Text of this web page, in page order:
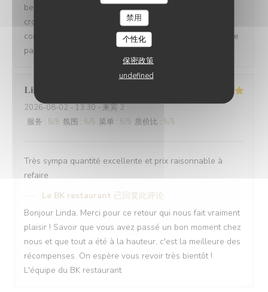
禁用
个性化
保密政策
undefined
belle des fidélités ! Nous sommes ravis que le Loir
croqueur vous ait autant plu. Merci pour vos précieux
conseils aux futurs visiteurs, c'est très généreux de votre
part. À très bientôt ! L'équipe du BK restaurant
Linda
2026-08-02- 13:30 - 来宾 2
服务 : 5/5 氛围 : 5/5 菜单 : 5/5 质价比 : 5/5
Très sympa quantité excellente et prix raisonnable à
refaire
Le BK restaurant 已回复此评论
Bonjour Linda, Merci pour ce retour qui nous fait vraiment
plaisir ! Savoir que vous avez passé un bon moment chez
nous et que tout a été à la hauteur, c'est la meilleure des
récompenses. On espère vous revoir très bientôt !
L'équipe du BK restaurant